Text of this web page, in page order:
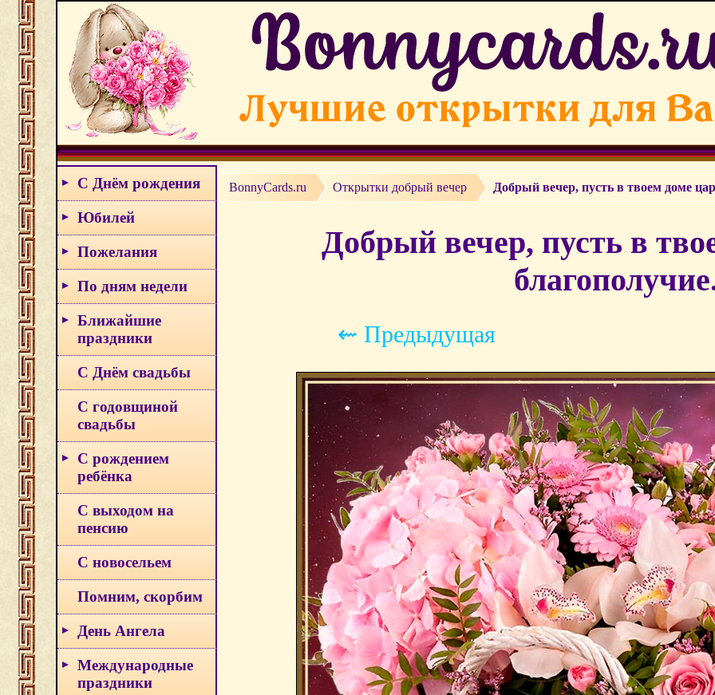
С Днём рождения
Юбилей
Пожелания
По дням недели
Ближайшие
праздники
С Днём свадьбы
С годовщиной
свадьбы
С рождением
ребёнка
С выходом на
пенсию
С новосельем
Помним, скорбим
День Ангела
Международные
праздники
BonnyCards.ru Открытки добрый вечер Добрый вечер, пусть в твоем доме
Добрый вечер, пусть в
⇜ Предыдущая